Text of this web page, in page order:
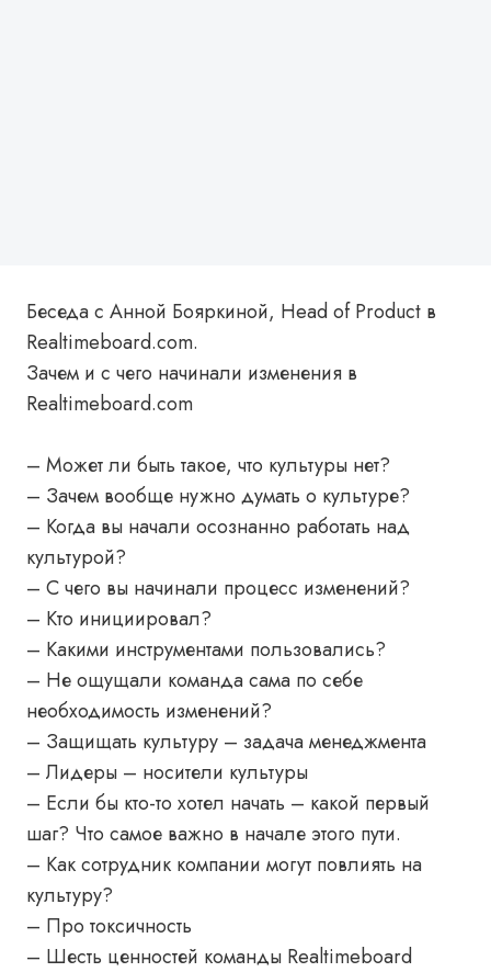
Беседа с Анной Бояркиной, Head of Product в
Realtimeboard.com.
Зачем и с чего начинали изменения в
Realtimeboard.com
– Может ли быть такое, что культуры нет?
– Зачем вообще нужно думать о культуре?
– Когда вы начали осознанно работать над
культурой?
– С чего вы начинали процесс изменений?
– Кто инициировал?
– Какими инструментами пользовались?
– Не ощущали команда сама по себе
необходимость изменений?
– Защищать культуру – задача менеджмента
– Лидеры – носители культуры
– Если бы кто-то хотел начать – какой первый
шаг? Что самое важно в начале этого пути.
– Как сотрудник компании могут повлиять на
культуру?
– Про токсичность
– Шесть ценностей команды Realtimeboard